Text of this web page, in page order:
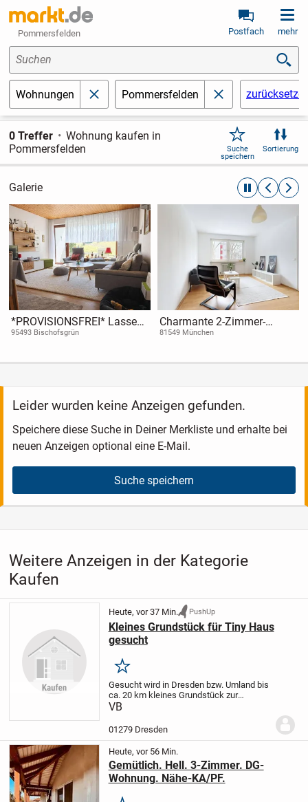
Pommersfelden Postfach mehr
Suchen
Wohnungen schließenPommersfelden schließen
0 Treffer
Wohnung kaufen in
Pommersfelden
Suche
speichern
Sortierung
Galerie automatische
*PROVISIONSFREI* Lassen
Sie sich diese Chance nicht
95493 Bischofsgrün
Charmante 2-Zimmer-
Wohnung in Giesing - ruhig
mit individuellem Potential
81549 München
Leider wurden keine Anzeigen gefunden.
Speichere diese Suche in Deiner Merkliste und erhalte bei
neuen Anzeigen optional eine E-Mail.
Suche speichern
Weitere Anzeigen in der Kategorie
Kaufen
Heute, vor 37 Min. PushUp
Kleines Grundstück für Tiny Haus
gesucht
Merken
Gesucht wird in Dresden bzw. Umland bis
ca. 20 km kleines Grundstück zur
Pacht/Miete/Kauf für Stellung eines Tiny
VB
01279 Dresden
Heute, vor 56 Min.
Gemütlich. Hell. 3-Zimmer. DG-
Wohnung. Nähe-KA/PF.